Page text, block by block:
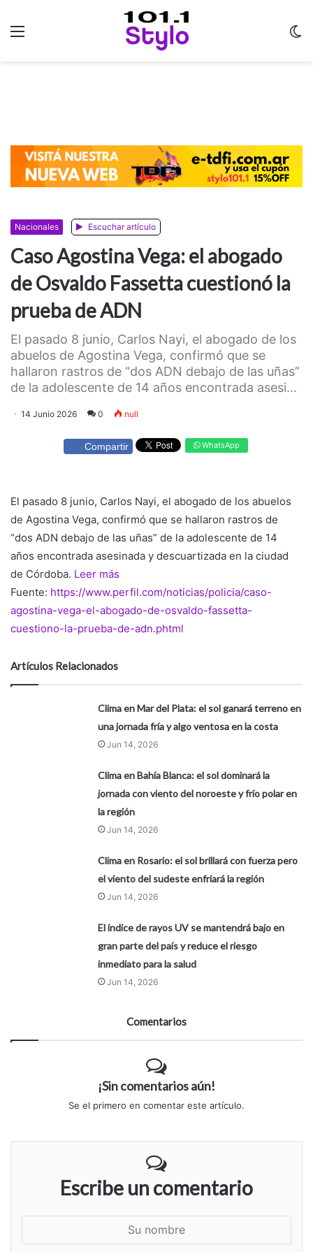
Nacionales Escuchar artículo
Caso Agostina Vega: el abogado
de Osvaldo Fassetta cuestionó la
prueba de ADN
El pasado 8 junio, Carlos Nayi, el abogado de los
abuelos de Agostina Vega, confirmó que se
hallaron rastros de “dos ADN debajo de las uñas”
de la adolescente de 14 años encontrada asesi...
14 Junio 2026 0 null
Compartir WhatsApp
El pasado 8 junio, Carlos Nayi, el abogado de los abuelos
de Agostina Vega, confirmó que se hallaron rastros de
“dos ADN debajo de las uñas” de la adolescente de 14
años encontrada asesinada y descuartizada en la ciudad
de Córdoba. Leer más
Fuente: https://www.perfil.com/noticias/policia/caso-
agostina-vega-el-abogado-de-osvaldo-fassetta-
cuestiono-la-prueba-de-adn.phtml
Artículos Relacionados
Clima en Mar del Plata: el sol ganará terreno en
una jornada fría y algo ventosa en la costa
Jun 14, 2026
Clima en Bahía Blanca: el sol dominará la
jornada con viento del noroeste y frío polar en
la región
Jun 14, 2026
Clima en Rosario: el sol brillará con fuerza pero
el viento del sudeste enfriará la región
Jun 14, 2026
El índice de rayos UV se mantendrá bajo en
gran parte del país y reduce el riesgo
inmediato para la salud
Jun 14, 2026
Comentarios
¡Sin comentarios aún!
Se el primero en comentar este artículo.
Escribe un comentario